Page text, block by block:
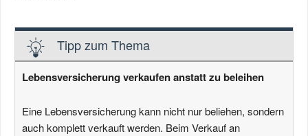
Tipp zum Thema
Lebensversicherung verkaufen anstatt zu beleihen
Eine Lebensversicherung kann nicht nur beliehen, sondern
auch komplett verkauft werden. Beim Verkauf an